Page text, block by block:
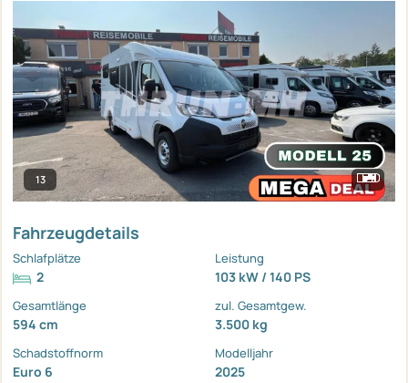
13
Fahrzeugdetails
Schlafplätze
2
Leistung
103 kW / 140 PS
Gesamtlänge
594 cm
zul. Gesamtgew.
3.500 kg
Schadstoffnorm
Euro 6
Modelljahr
2025